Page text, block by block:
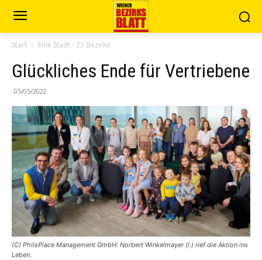
Start Eine Stadt - 23 Bezirke
Glückliches Ende für Vertriebene
05/05/2022
(C) PhilsPlace Management GmbH: Norbert Winkelmayer (l.) rief die Aktion ins
Leben.